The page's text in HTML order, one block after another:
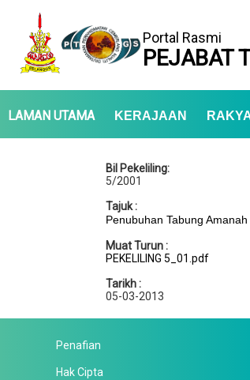
Portal Rasmi
PEJABAT
LAMAN UTAMA KERAJAAN
Bil Pekeliling:
5/2001
Tajuk :
Penubuhan Tabung
Muat Turun :
PEKELILING 5_01.pdf
Tarikh :
05-03-2013
Penafian
Hak Cipta